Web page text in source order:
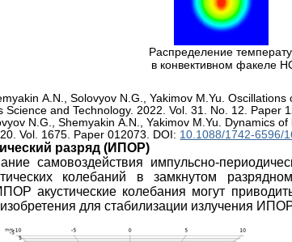
Распределение
в конвективном факеле
A.N., Solovyov N.G., Yakimov M.Yu.
and Technology. 2022. Vol. 31. No. 12. Paper
N.G., Shemyakin A.N., Yakimov M.Yu. Dynamics
Vol. 1675. Paper 012073. DOI: 10.1088/1742-6596/
разряд (ИПОР)
самовоздействия импульсно-
колебаний в замкнутом
акустические колебания могут
для стабилизации излучения